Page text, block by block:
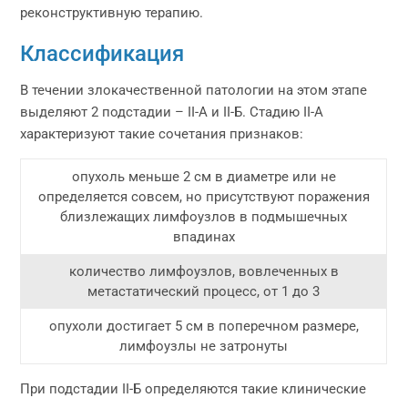
реконструктивную терапию.
Классификация
В течении злокачественной патологии на этом этапе
выделяют 2 подстадии – II-А и II-Б. Стадию II-А
характеризуют такие сочетания признаков:
опухоль меньше 2 см в диаметре или не
определяется совсем, но присутствуют поражения
близлежащих лимфоузлов в подмышечных
впадинах
количество лимфоузлов, вовлеченных в
метастатический процесс, от 1 до 3
опухоли достигает 5 см в поперечном размере,
лимфоузлы не затронуты
При подстадии II-Б определяются такие клинические